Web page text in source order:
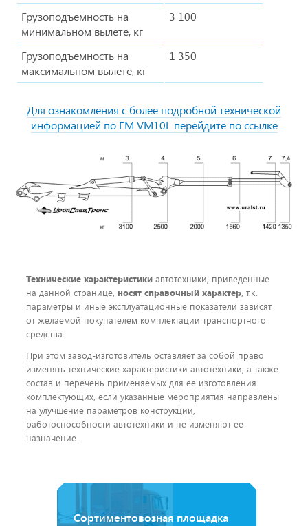
Грузоподъемность на
минимальном вылете, кг
3 100
Грузоподъемность на
максимальном вылете, кг
1 350
Для ознакомления с более подробной технической
информацией по ГМ VM10L перейдите по ссылке
Технические характеристики автотехники, приведенные
на данной странице, носят справочный характер, т.к.
параметры и иные эксплуатационные показатели зависят
от желаемой покупателем комплектации транспортного
средства.
При этом завод-изготовитель оставляет за собой право
изменять технические характеристики автотехники, а также
состав и перечень применяемых для ее изготовления
комплектующих, если указанные мероприятия направлены
на улучшение параметров конструкции,
работоспособности автотехники и не изменяют ее
назначение.
Сортиментовозная площадка